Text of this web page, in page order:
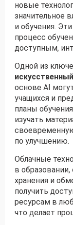
новые
значительное
и обучения.
процесс
доступным,
Одной из
основе AI
учащихся и
планы
изучать
по улучшению.
Облачные
в
хранения и
получить
ресурсам в
что делает